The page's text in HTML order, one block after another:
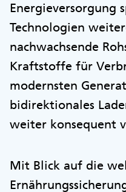
Energieversorgung
Technologien
nachwachsende
Kraftstoffe für
modernsten
bidirektionales
weiter konsequent
Mit Blick auf die